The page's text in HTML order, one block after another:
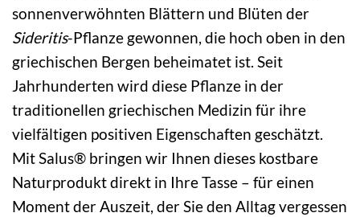
sonnenverwöhnten Blättern und Blüten der
Sideritis-Pflanze gewonnen, die hoch oben in den
griechischen Bergen beheimatet ist. Seit
Jahrhunderten wird diese Pflanze in der
traditionellen griechischen Medizin für ihre
vielfältigen positiven Eigenschaften geschätzt.
Mit Salus® bringen wir Ihnen dieses kostbare
Naturprodukt direkt in Ihre Tasse – für einen
Moment der Auszeit, der Sie den Alltag vergessen